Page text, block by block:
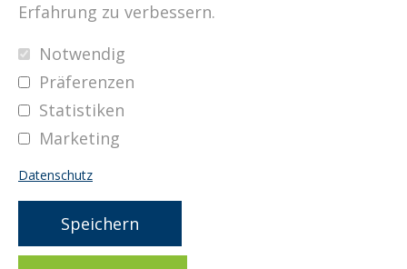
Erfahrung zu verbessern.
Notwendig
Präferenzen
Statistiken
Marketing
Datenschutz
Speichern